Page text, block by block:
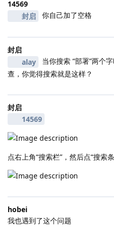
14569
封启
你自己加了空格
封启
alay
当你搜索 “部署”两个
查，你觉得搜索就是这样？
封启
14569
点右上角“搜索栏”，然后点“搜索条
hobei
我也遇到了这个问题